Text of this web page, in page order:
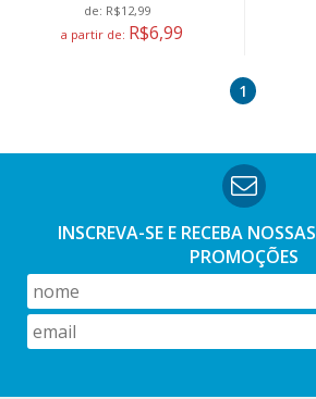
de: R$12,99
a partir de: R$6,99
1
INSCREVA-SE E RECEBA NOSSAS
PROMOÇÕES